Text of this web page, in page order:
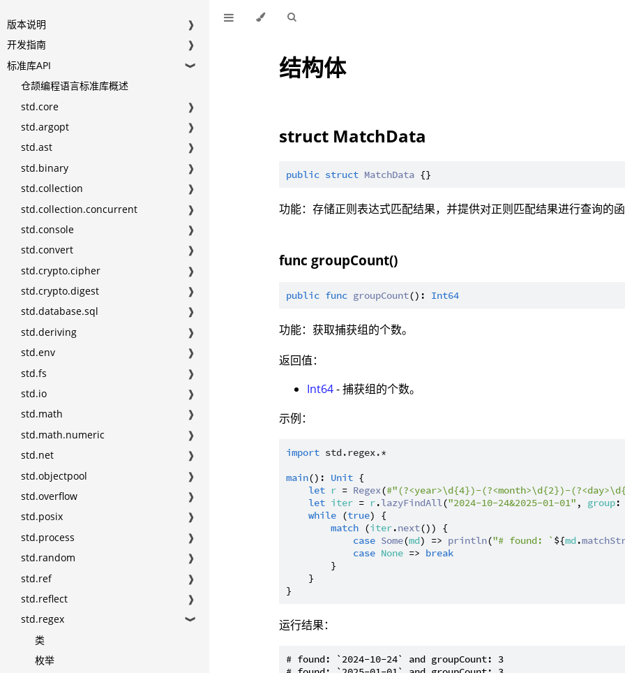
版本说明
❱
开发指南
❱
标准库API
❱
仓颉编程语言标准库概述
std.core
❱
std.argopt
❱
std.ast
❱
std.binary
❱
std.collection
❱
std.collection.concurrent
❱
std.console
❱
std.convert
❱
std.crypto.cipher
❱
std.crypto.digest
❱
std.database.sql
❱
std.deriving
❱
std.env
❱
std.fs
❱
std.io
❱
std.math
❱
std.math.numeric
❱
std.net
❱
std.objectpool
❱
std.overflow
❱
std.posix
❱
std.process
❱
std.random
❱
std.ref
❱
std.reflect
❱
std.regex
❱
类
枚举
结构体
struct MatchData
public struct MatchData
功能：存储正则表达式匹配结果，并提供对正则匹配结果进行查询的函
func groupCount()
public func groupCount(): Int64
功能：获取捕获组的个数。
返回值：
Int64- 捕获组的个数。
示例：
import std.regex.*
main(): Unit {
let r = Regex(#"(?<year>\d{4})-(?<month>\d{2})-
let iter = r.lazyFindAll("2024-10-24&2025-01-01" , group:
while (true) {
match (iter.next()) {
case Some(md) => println("# found: ` ${md.
case None => break
        }
    }
运行结果：
# found: `2024-10-24` and groupCount: 3